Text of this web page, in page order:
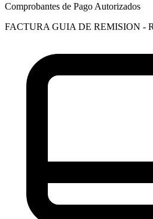
Comprobantes de Pago Autorizados
FACTURA GUIA DE REMISION -